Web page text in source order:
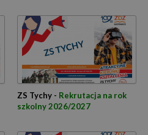
ZS Tychy - Rekrutacja na rok
szkolny 2026/2027